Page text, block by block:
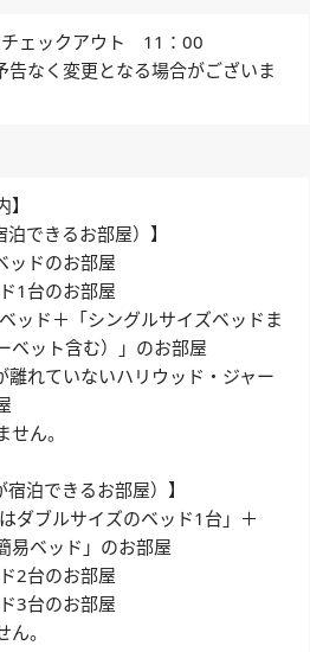
ェックアウト 11：00
なく変更となる場合がございま
】
できるお部屋）】
ドのお部屋
1台のお部屋
ド＋「シングルサイズベッドま
ベット含む）」のお部屋
れていないハリウッド・ジャー
ん。
泊できるお部屋）】
ブルサイズのベッド1台」＋
易ベッド」のお部屋
2台のお部屋
3台のお部屋
。